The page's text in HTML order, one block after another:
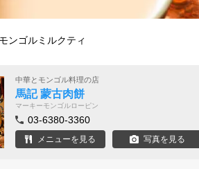
ンゴルミルクティ
中華とモンゴル料理の店
馬記 蒙古肉餅
マーキーモンゴルローピン
03-6380-3360
メニューを見る 写真を見る